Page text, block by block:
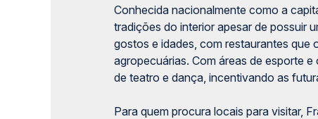
Conhecida nacionalmente como a
tradições do interior apesar de possuir
gostos e idades, com restaurantes que
agropecuárias. Com áreas de esporte
de teatro e dança, incentivando as
Para quem procura locais para visitar,